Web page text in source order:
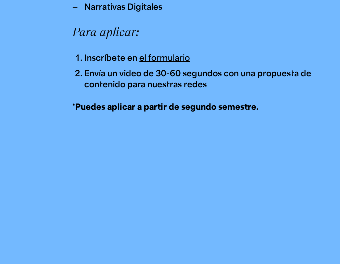
Narrativas Digitales
Para aplicar:
Inscríbete enel formulario
Envía un video de 30-60 segundos con una propuesta de
contenido para nuestras redes
*Puedes aplicar a partir de segundo semestre.